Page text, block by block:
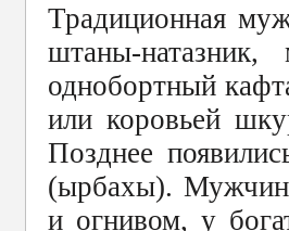
Традиционная
штаны-
однобортный
или коровьей
Позднее
(ырбахы).
и огнивом, у